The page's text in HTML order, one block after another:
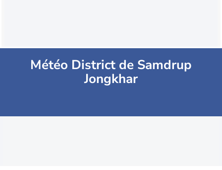
Météo District de Samdrup
Jongkhar